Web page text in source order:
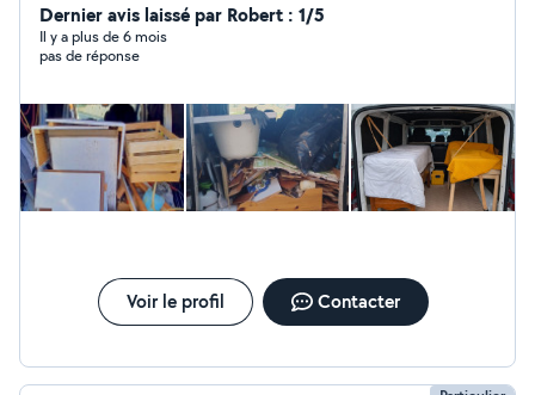
réactive Intervention rapide si nécessaire Organisé,
fiable et soigneux, je veille à ce que tout se déroule
simplement et sans stress pour vous. Zone de transport
échange et je m'occupe du reste. ainsi que pour le
nettoyage de canapés et tissus d'ameublement.
Dernier avis laissé par Robert : 1/5
Il y a plus de 6 mois
pas de réponse
Voir le profil Contacter